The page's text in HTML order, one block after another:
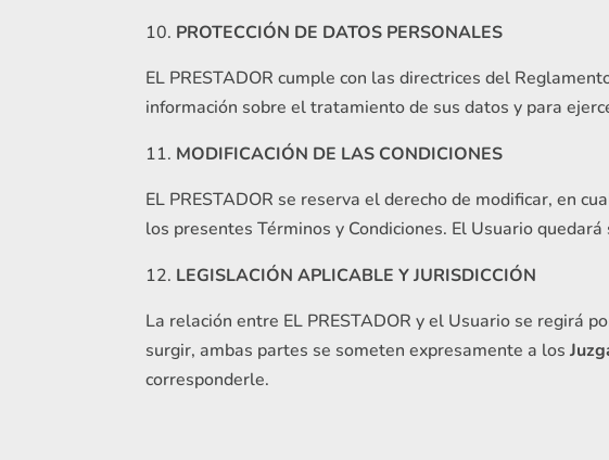
PROTECCIÓN DE DATOS PERSONALES
EL PRESTADOR cumple con las directrices del
información sobre el tratamiento de sus datos y para
MODIFICACIÓN DE LAS CONDICIONES
EL PRESTADOR se reserva el derecho de modificar, en
los presentes Términos y Condiciones. El Usuario
LEGISLACIÓN APLICABLE Y JURISDICCIÓN
La relación entre EL PRESTADOR y el Usuario se regirá
surgir, ambas partes se someten expresamente a los
corresponderle.